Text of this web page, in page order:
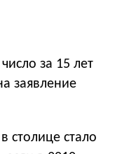
за 15 лет
заявление
столице стало